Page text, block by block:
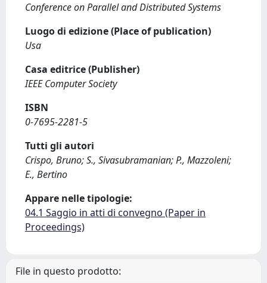
Conference on Parallel and Distributed Systems
Luogo di edizione (Place of publication)
Usa
Casa editrice (Publisher)
IEEE Computer Society
ISBN
0-7695-2281-5
Tutti gli autori
Crispo, Bruno; S., Sivasubramanian; P., Mazzoleni;
E., Bertino
Appare nelle tipologie:
04.1 Saggio in atti di convegno (Paper in
Proceedings)
File in questo prodotto: